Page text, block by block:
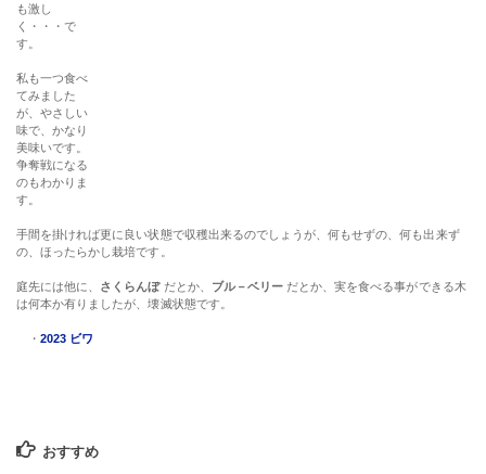
も激し
く・・・で
す。
私も一つ食べ
てみました
が、やさしい
味で、かなり
美味いです。
争奪戦になる
のもわかりま
す。
手間を掛ければ更に良い状態で収穫出来るのでしょうが、何もせずの、何も出来ず
の、ほったらかし栽培です。
庭先には他に、 さくらんぼだとか、 ブル－ベリー だとか、実を食べる事ができる木
は何本か有りましたが、壊滅状態です。
・2023 ビワ
おすすめ